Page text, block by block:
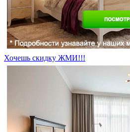
Хочешь скидку ЖМИ!!!